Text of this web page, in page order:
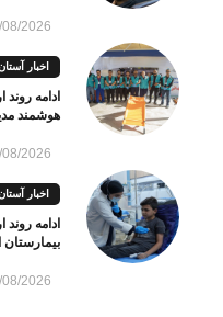
2026
اخبار
ادامه روند
هوشمند
2026
اخبار
ادامه
بیمارستان
2026